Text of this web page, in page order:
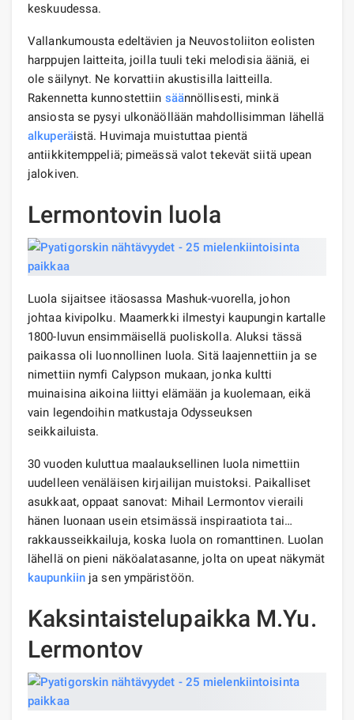
keskuudessa.
Vallankumousta edeltävien ja Neuvostoliiton eolisten
harppujen laitteita, joilla tuuli teki melodisia ääniä, ei
ole säilynyt. Ne korvattiin akustisilla laitteilla.
Rakennetta kunnostettiin säännöllisesti, minkä
ansiosta se pysyi ulkonäöllään mahdollisimman lähellä
alkuperäistä. Huvimaja muistuttaa pientä
antiikkitemppeliä; pimeässä valot tekevät siitä upean
jalokiven.
Lermontovin luola
Luola sijaitsee itäosassa Mashuk-vuorella, johon
johtaa kivipolku. Maamerkki ilmestyi kaupungin kartalle
1800-luvun ensimmäisellä puoliskolla. Aluksi tässä
paikassa oli luonnollinen luola. Sitä laajennettiin ja se
nimettiin nymfi Calypson mukaan, jonka kultti
muinaisina aikoina liittyi elämään ja kuolemaan, eikä
vain legendoihin matkustaja Odysseuksen
seikkailuista.
30 vuoden kuluttua maalauksellinen luola nimettiin
uudelleen venäläisen kirjailijan muistoksi. Paikalliset
asukkaat, oppaat sanovat: Mihail Lermontov vieraili
hänen luonaan usein etsimässä inspiraatiota tai…
rakkausseikkailuja, koska luola on romanttinen. Luolan
lähellä on pieni näköalatasanne, jolta on upeat näkymät
kaupunkiin ja sen ympäristöön.
Kaksintaistelupaikka M.Yu.
Lermontov